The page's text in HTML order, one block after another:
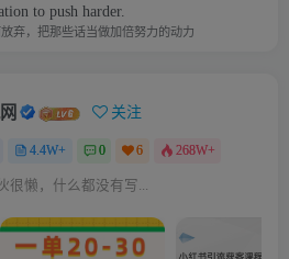
to push harder.
弃，把那些话当做加倍努力的动力
关注
4.4W+ 0 6 268W+
很懒，什么都没有写...